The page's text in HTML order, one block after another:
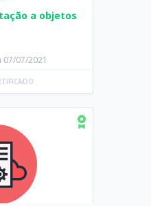
a objetos
07/2021